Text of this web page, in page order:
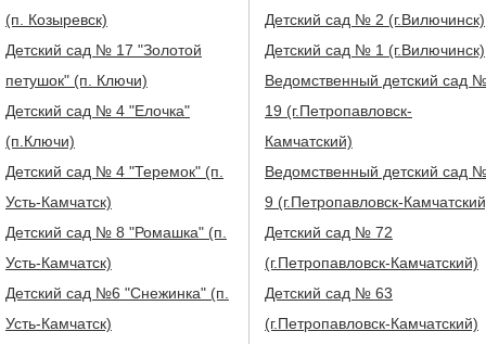
(п. Козыревск)
Детский сад № 17 "Золотой
петушок" (п. Ключи)
Детский сад № 4 "Елочка"
(п.Ключи)
Детский сад № 4 "Теремок" (п.
Усть-Камчатск)
Детский сад № 8 "Ромашка" (п.
Усть-Камчатск)
Детский сад №6 "Снежинка" (п.
Усть-Камчатск)
Детский сад № 2 (г.Вилючинск)
Детский сад № 1 (г.Вилючинск)
Ведомственный детский сад
19 (г.Петропавловск-
Камчатский)
Ведомственный детский сад
9 (г.Петропавловск-
Детский сад № 72
(г.Петропавловск-Камчатский)
Детский сад № 63
(г.Петропавловск-Камчатский)